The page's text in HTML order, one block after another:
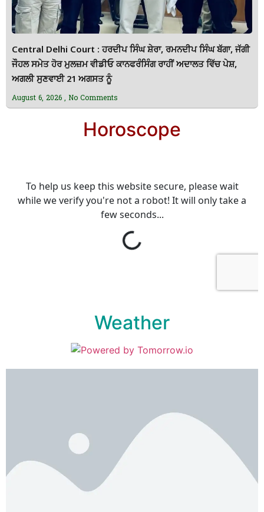
Central Delhi Court : ਹਰਦੀਪ ਸਿੰਘ ਸ਼ੇਰਾ, ਰਮਨਦੀਪ ਸਿੰਘ ਬੱਗਾ, ਜੱਗੀ
ਜੌਹਲ ਸਮੇਤ ਹੋਰ ਮੁਲਜ਼ਮ ਵੀਡੀਓ ਕਾਨਫਰੰਸਿੰਗ ਰਾਹੀਂ ਅਦਾਲਤ ਵਿੱਚ ਪੇਸ਼,
ਅਗਲੀ ਸੁਣਵਾਈ 21 ਅਗਸਤ ਨੂੰ
August 6, 2026 No Comments
Horoscope
Weather